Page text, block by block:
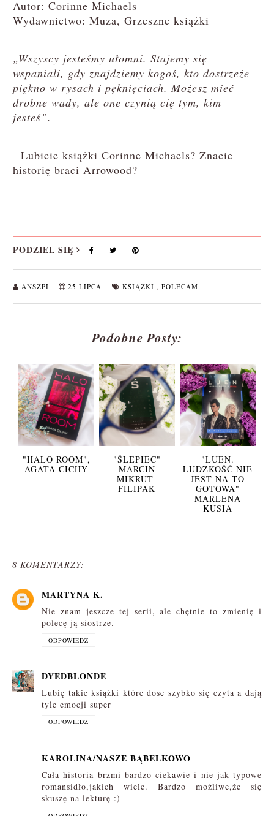
Autor: Corinne Michaels
Wydawnictwo: Muza, Grzeszne książki
„Wszyscy jesteśmy ułomni. Stajemy się
wspaniali, gdy znajdziemy kogoś, kto dostrzeże
piękno w rysach i pęknięciach. Możesz mieć
drobne wady, ale one czynią cię tym, kim
jesteś”.
Lubicie książki Corinne Michaels? Znacie
historię braci Arrowood?
PODZIEL SIĘ
ANSZPI 25 LIPCA KSIĄŻKI , POLECAM
Podobne Posty:
"HALO ROOM",
AGATA CICHY
"ŚLEPIEC"
MARCIN
MIKRUT-
FILIPAK
"LUEN.
LUDZKOŚĆ NIE
JEST NA TO
GOTOWA"
MARLENA
KUSIA
8 KOMENTARZY:
MARTYNA K.
Nie znam jeszcze tej serii, ale chętnie to zmienię i
polecę ją siostrze.
ODPOWIEDZ
DYEDBLONDE
Lubię takie książki które dosc szybko się czyta a dają
tyle emocji super
ODPOWIEDZ
KAROLINA/NASZE BĄBELKOWO
Cała historia brzmi bardzo ciekawie i nie jak typowe
romansidło,jakich wiele. Bardzo możliwe,że się
skuszę na lekturę :)